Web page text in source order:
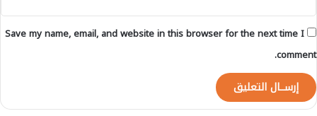
Save my name, email, and website in this browser for the next time I
comment.